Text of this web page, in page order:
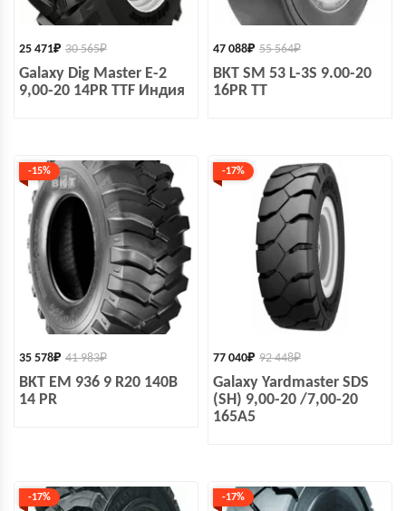
30 565₽
25 471₽
Galaxy Dig Master E-2
9,00-20 14PR TTF Индия
55 564₽
47 088₽
BKT SM 53 L-3S 9.00-20
16PR TT
-15%
41 983₽
35 578₽
BKT EM 936 9 R20 140B
14 PR
-17%
92 448₽
77 040₽
Galaxy Yardmaster SDS
(SH) 9,00-20 /7,00-20
165A5
-17% -17%